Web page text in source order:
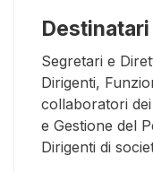
Destinatari
Segretari e
Dirigenti,
collaboratori
e Gestione del
Dirigenti di